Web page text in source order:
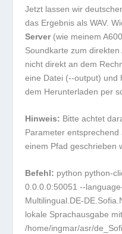
Jetzt lassen wir
das Ergebnis als WAV.
Server(wie meinem
Soundkarte zum
nicht direkt an dem
eine Datei (--output) und
dem Herunterladen per
Hinweis: Bitte achtet
Parameter
einem Pfad geschrieben
Befehl: python python-
0.0.0.0:50051 --
Multilingual.DE-
lokale Sprachausgabe
/home/ingmar/asr/